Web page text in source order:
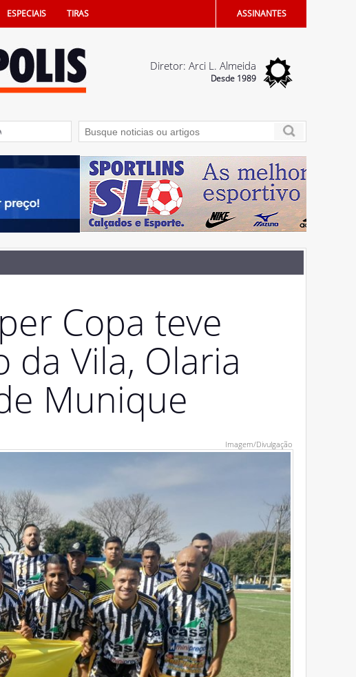
ESPECIAIS TIRAS ASSINANTES
Diretor: Arci L. Almeida
Desde 1989
Código de Ética da Câmara de Penápolis 06/08/2026 - Semestre termina com 617
Copa teve
da Vila, Olaria
Munique
Imagem/Divulgação